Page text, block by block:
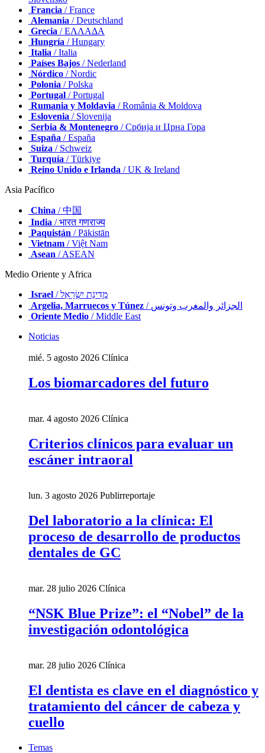
Francia / France
Alemania / Deutschland
Grecia / ΕΛΛΑΔΑ
Hungría / Hungary
Italia / Italia
Países Bajos / Nederland
Nórdico / Nordic
Polonia / Polska
Portugal / Portugal
Rumania y Moldavia / România & Moldova
Eslovenia / Slovenija
Serbia & Montenegro / Србија и Црна Гора
España / España
Suiza / Schweiz
Turquía / Türkiye
Reino Unido e Irlanda / UK & Ireland
Asia Pacífico
China / 中国
India / भारत गणराज्य
Paquistán / Pākistān
Vietnam / Việt Nam
Asean / ASEAN
Medio Oriente y Africa
Israel
/ מְדִינַת יִשְׂרָאֵל
Argelia, Marruecos y Túnez
/ الجزائر والمغرب وتونس
Oriente Medio / Middle East
Noticias
mié. 5 agosto 2026 Clínica
Los biomarcadores del futuro
mar. 4 agosto 2026 Clínica
Criterios clínicos para evaluar un
escáner intraoral
lun. 3 agosto 2026 Publirreportaje
Del laboratorio a la clínica: El
proceso de desarrollo de productos
dentales de GC
mar. 28 julio 2026 Clínica
“NSK Blue Prize”: el “Nobel” de la
investigación odontológica
mar. 28 julio 2026 Clínica
El dentista es clave en el diagnóstico y
tratamiento del cáncer de cabeza y
cuello
Temas